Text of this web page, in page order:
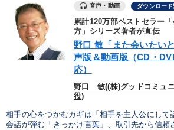
音声・動画 ダウンロー
累計120万部ベストセラー
方」シリーズ著者が直伝
野口 敏「また会いたい
声版＆動画版（CD・
応）
野口 敏((株)グッドコミュ
役)
相手の心をつかむカギは「相手を主人公にして
会話が弾む「きっかけ言葉」、取引先から信頼